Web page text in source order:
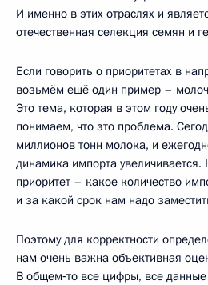
И именно в этих отраслях и
отечественная селекция семян и
Если говорить о приоритетах в
возьмём ещё один пример –
Это тема, которая в этом году
понимаем, что это проблема.
миллионов тонн молока, и
динамика импорта
приоритет – какое количество
и за какой срок нам надо
Поэтому для корректности
нам очень важна объективная
В общем‑то все цифры, все данные